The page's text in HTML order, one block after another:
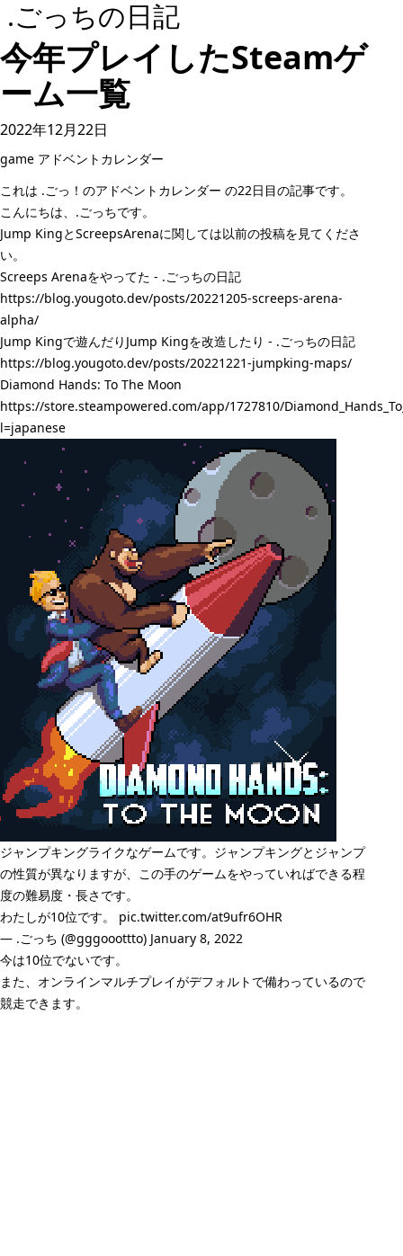
.ごっちの日記
今年プレイしたSteamゲ
ーム一覧
2022年12月22日
game アドベントカレンダー
これは .ごっ！のアドベントカレンダー の22日目の記事です。
こんにちは、.ごっちです。
Jump KingとScreepsArenaに関しては以前の投稿を見てくださ
い。
Screeps Arenaをやってた - .ごっちの日記
https://blog.yougoto.dev/posts/20221205-screeps-arena-
alpha/
Jump Kingで遊んだりJump Kingを改造したり - .ごっちの日記
https://blog.yougoto.dev/posts/20221221-jumpking-maps/
Diamond Hands: To The Moon
https://store.steampowered.com/app/1727810/
l=japanese
ジャンプキングライクなゲームです。ジャンプキングとジャンプ
の性質が異なりますが、この手のゲームをやっていればできる程
度の難易度・長さです。
わたしが10位です。 pic.twitter.com/at9ufr6OHR
— .ごっち (@gggooottto) January 8, 2022
今は10位でないです。
また、オンラインマルチプレイがデフォルトで備わっているので
競走できます。